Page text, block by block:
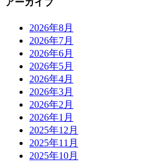
アーカイブ
2026年8月
2026年7月
2026年6月
2026年5月
2026年4月
2026年3月
2026年2月
2026年1月
2025年12月
2025年11月
2025年10月